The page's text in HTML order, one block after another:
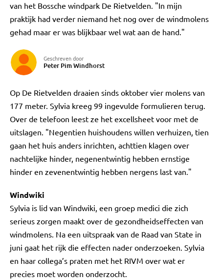
van het Bossche windpark De Rietvelden. "In mijn
praktijk had verder niemand het nog over de windmolens
gehad maar er was blijkbaar wel wat aan de hand."
Geschreven door
Peter Pim Windhorst
Op De Rietvelden draaien sinds oktober vier molens van
177 meter. Sylvia kreeg 99 ingevulde formulieren terug.
Over de telefoon leest ze het excellsheet voor met de
uitslagen. "Negentien huishoudens willen verhuizen, tien
gaan het huis anders inrichten, achttien klagen over
nachtelijke hinder, negenentwintig hebben ernstige
hinder en zevenentwintig hebben nergens last van."
Windwiki
Sylvia is lid van Windwiki, een groep medici die zich
serieus zorgen maakt over de gezondheidseffecten van
windmolens. Na een uitspraak van de Raad van State in
juni gaat het rijk die effecten nader onderzoeken. Sylvia
en haar collega’s praten met het RIVM over wat er
precies moet worden onderzocht.